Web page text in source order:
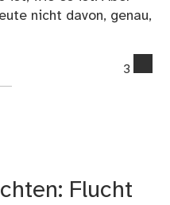
nicht davon, genau,
3
Flucht